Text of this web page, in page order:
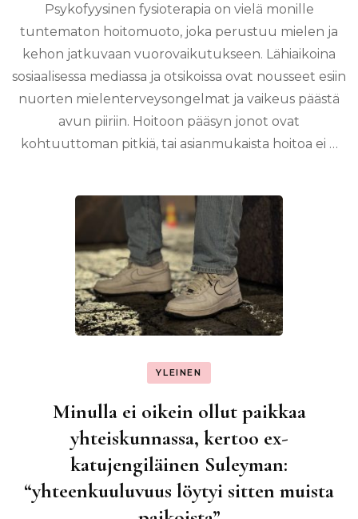
Psykofyysinen fysioterapia on vielä monille
tuntematon hoitomuoto, joka perustuu mielen ja
kehon jatkuvaan vuorovaikutukseen. Lähiaikoina
sosiaalisessa mediassa ja otsikoissa ovat nousseet esiin
nuorten mielenterveysongelmat ja vaikeus päästä
avun piiriin. Hoitoon pääsyn jonot ovat
kohtuuttoman pitkiä, tai asianmukaista hoitoa ei …
YLEINEN
Minulla ei oikein ollut paikkaa
yhteiskunnassa, kertoo ex-
katujengiläinen Suleyman:
“yhteenkuuluvuus löytyi sitten muista